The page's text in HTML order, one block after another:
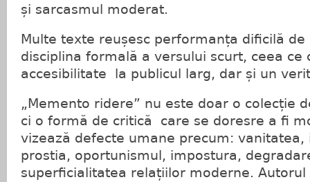
și sarcasmul moderat.
Multe texte reușesc performanța dificilă
disciplina formală a versului scurt, ceea ce
accesibilitate la publicul larg, dar și un
„Memento ridereˮ nu este doar o colecție
ci o formă de critică care se doresre a fi
vizează defecte umane precum: vanitatea,
prostia, oportunismul, impostura,
superficialitatea relațiilor moderne.